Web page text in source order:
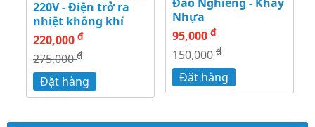
220V - Điện trở ra
nhiệt không khí
220,000 đ
275,000đ
Đặt hàng
Nhựa
95,000 đ
150,000đ
Đặt hàng